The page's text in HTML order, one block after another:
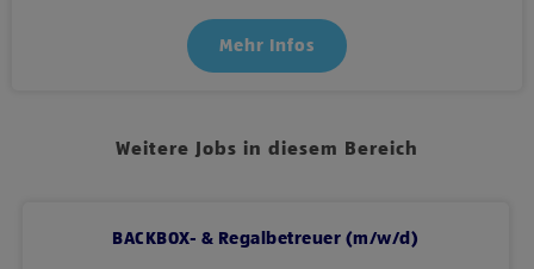
Mehr Infos
Weitere Jobs in diesem Bereich
BACKBOX- & Regalbetreuer (m/w/d)